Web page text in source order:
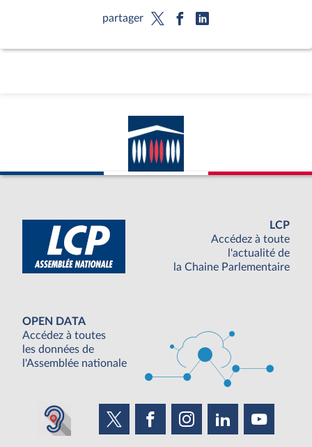
partager
LCP
Accédez à toute
l'actualité de
la Chaine Parlementaire
OPEN DATA
Accédez à toutes
les données de
l'Assemblée nationale